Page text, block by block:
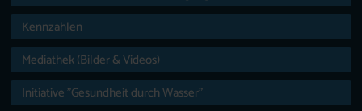
Kennzahlen
Mediathek (Bilder & Videos)
Initiative "Gesundheit durch Wasser"